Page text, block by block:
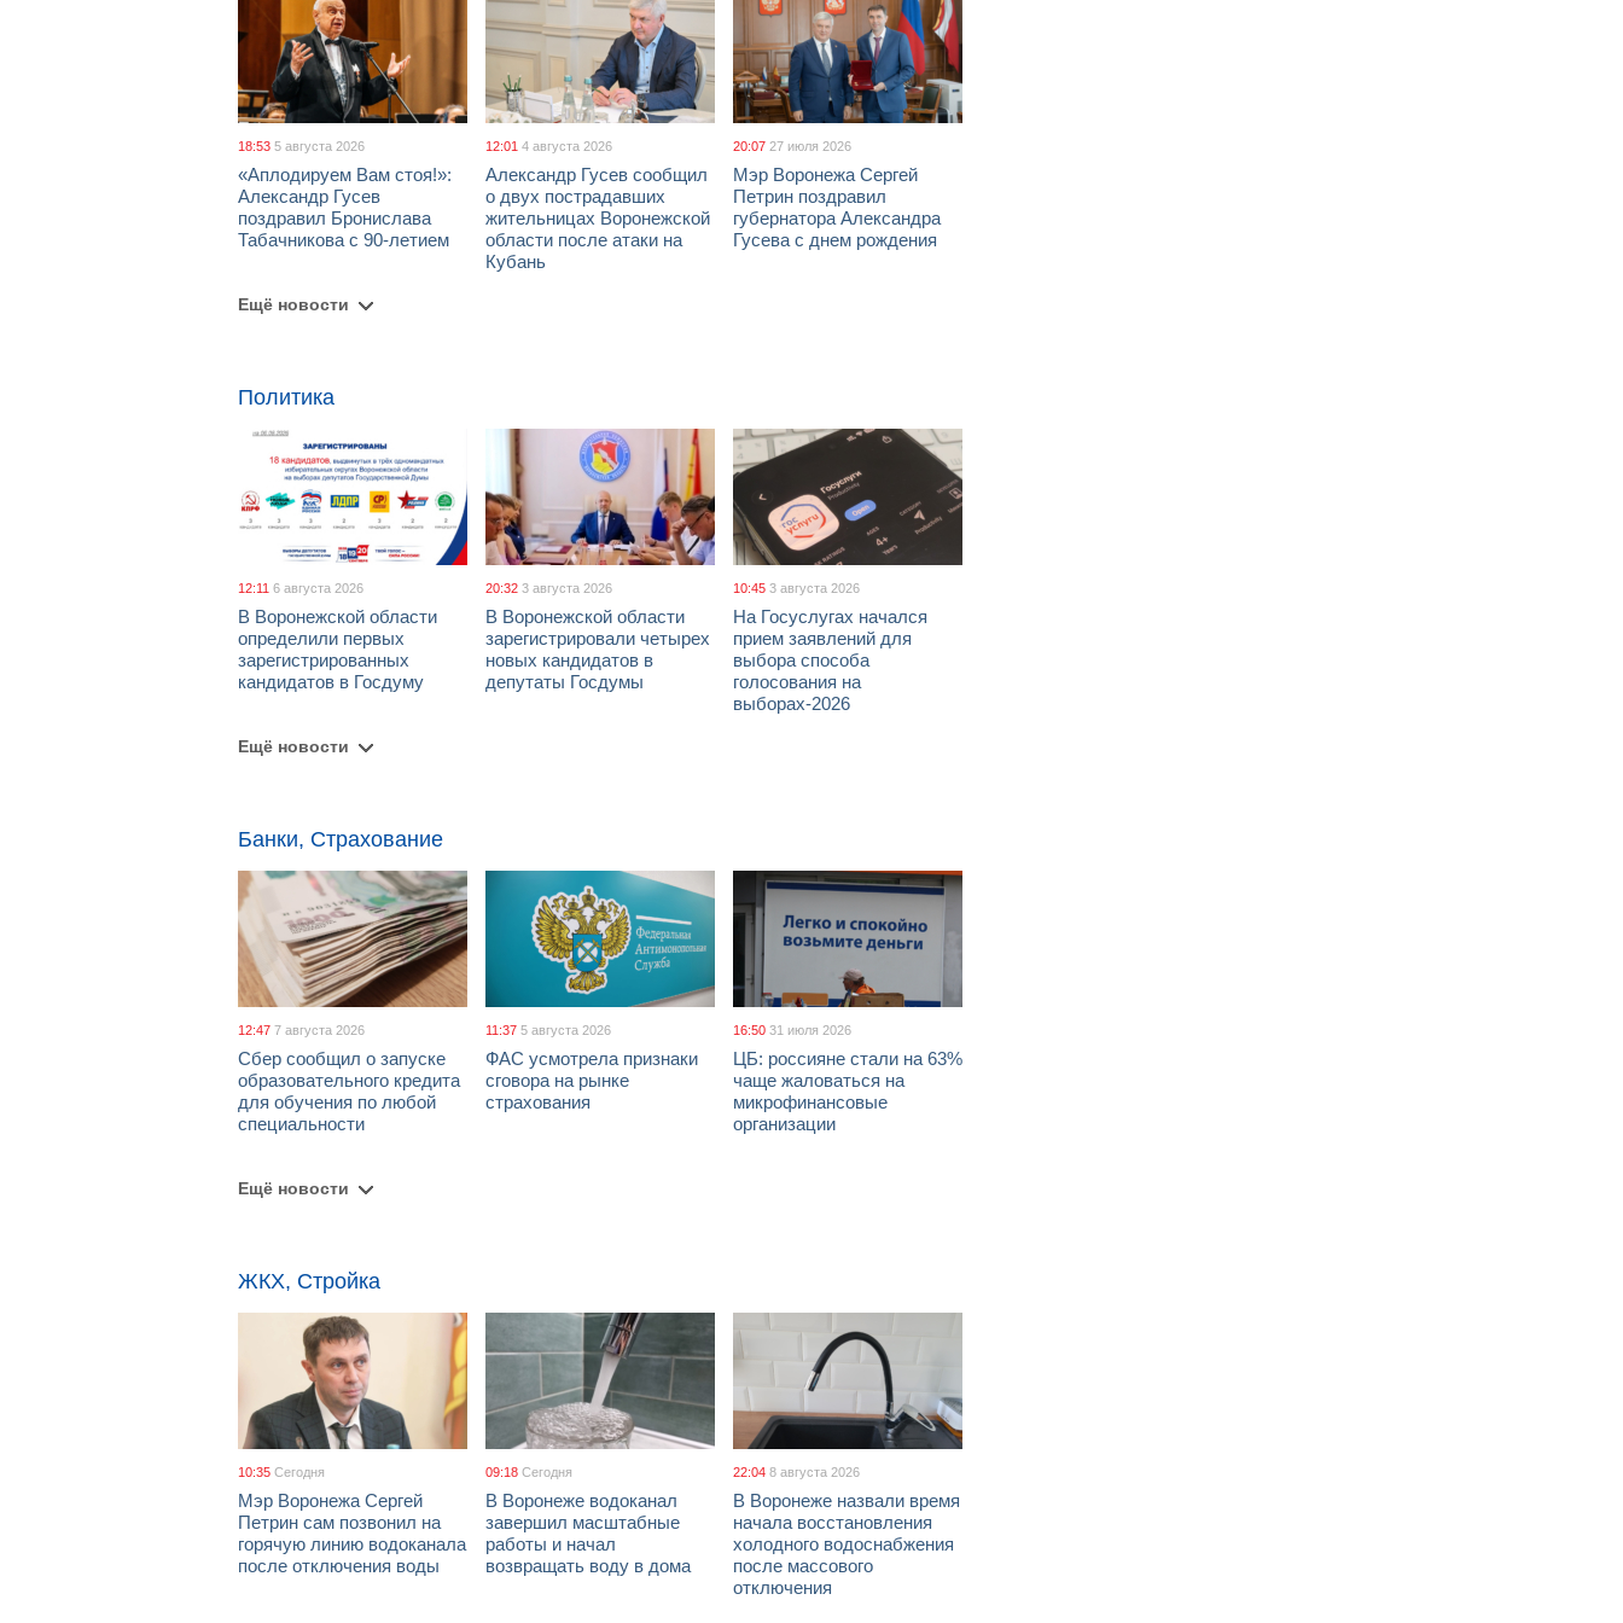
18:53 5 августа 2026
«Аплодируем Вам стоя!»:
Александр Гусев
поздравил Бронислава
Табачникова с 90-летием
12:01 4 августа 2026
Александр Гусев сообщил
о двух пострадавших
жительницах Воронежской
области после атаки на
Кубань
20:07 27 июля 2026
Мэр Воронежа Сергей
Петрин поздравил
губернатора Александра
Гусева с днем рождения
Ещё новости
Политика
12:11 6 августа 2026
В Воронежской области
определили первых
зарегистрированных
кандидатов в Госдуму
20:32 3 августа 2026
В Воронежской области
зарегистрировали четырех
новых кандидатов в
депутаты Госдумы
10:45 3 августа 2026
На Госуслугах начался
прием заявлений для
выбора способа
голосования на
выборах-2026
Ещё новости
Банки, Страхование
12:47 7 августа 2026
Сбер сообщил о запуске
образовательного кредита
для обучения по любой
специальности
11:37 5 августа 2026
ФАС усмотрела признаки
сговора на рынке
страхования
16:50 31 июля 2026
ЦБ: россияне стали на 63%
чаще жаловаться на
микрофинансовые
организации
Ещё новости
ЖКХ, Стройка
10:35 Сегодня
Мэр Воронежа Сергей
Петрин сам позвонил на
горячую линию водоканала
после отключения воды
09:18 Сегодня
В Воронеже водоканал
завершил масштабные
работы и начал
возвращать воду в дома
22:04 8 августа 2026
В Воронеже назвали время
начала восстановления
холодного водоснабжения
после массового
отключения